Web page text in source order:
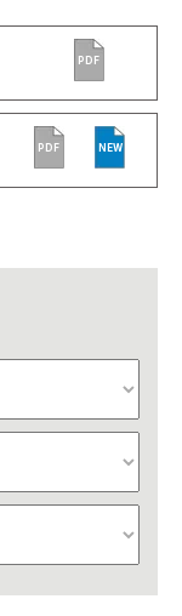
PDF
PDF NEW